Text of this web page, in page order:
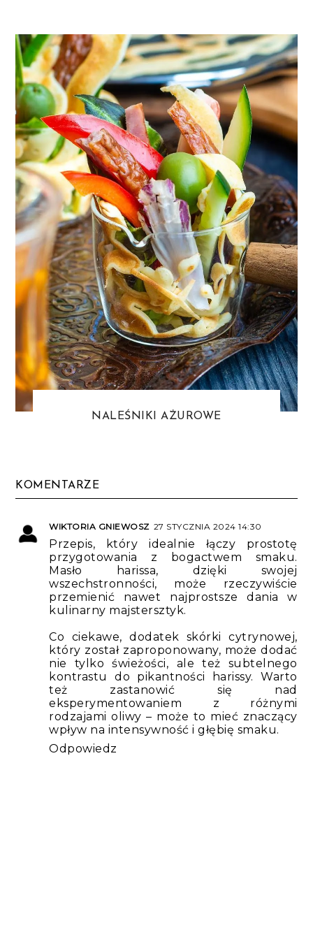
NALEŚNIKI AŻUROWE
KOMENTARZE
WIKTORIA GNIEWOSZ 27 STYCZNIA 2024 14:30
Przepis, który idealnie łączy prostotę
przygotowania z bogactwem smaku.
Masło harissa, dzięki swojej
wszechstronności, może rzeczywiście
przemienić nawet najprostsze dania w
kulinarny majstersztyk.
Co ciekawe, dodatek skórki cytrynowej,
który został zaproponowany, może dodać
nie tylko świeżości, ale też subtelnego
kontrastu do pikantności harissy. Warto
też zastanowić się nad
eksperymentowaniem z różnymi
rodzajami oliwy – może to mieć znaczący
wpływ na intensywność i głębię smaku.
Odpowiedz